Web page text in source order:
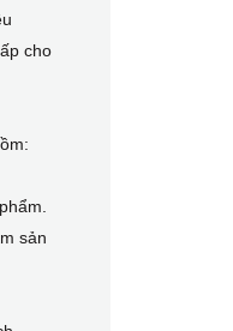
cho
sản